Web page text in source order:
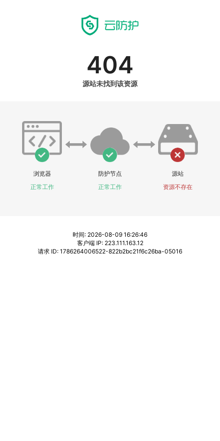
404
源站未找到该资源
浏览器
正常工作
防护节点
正常工作
源站
资源不存在
时间: 2026-08-09 16:26:46
客户端 IP: 223.111.163.12
请求 ID: 1786264006522-822b2bc21f6c26ba-05016